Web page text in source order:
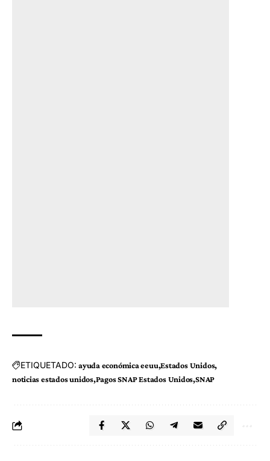
ETIQUETADO: ayuda económica eeuu Estados Unidos
noticias estados unidos Pagos SNAP Estados Unidos SNAP